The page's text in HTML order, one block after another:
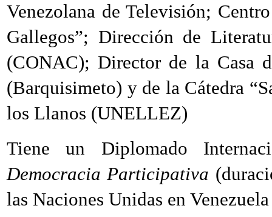
Venezolana de Televisión;
Gallegos”; Dirección de
(CONAC); Director de la Casa
(Barquisimeto) y de la Cátedra
los Llanos (UNELLEZ)
Tiene un Diplomado
Democracia Participativa
las Naciones Unidas en